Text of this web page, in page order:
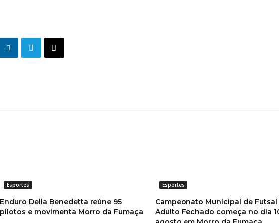
Esportes
Enduro Della Benedetta reúne 95
pilotos e movimenta Morro da Fumaça
Esportes
Campeonato Municipal de Futsal
Adulto Fechado começa no dia